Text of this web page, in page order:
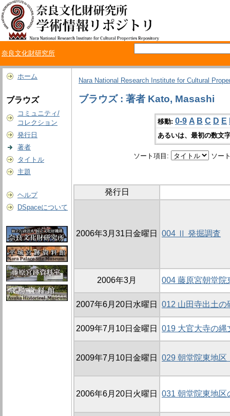
奈良文化財研究所
ホーム
ブラウズ
コミュニティ/
コレクション
発行日
著者
タイトル
主題
ヘルプ
DSpaceについて
Nara National Research Institute for Cultural
ブラウズ : 著者 Kato, Masashi
移動: 0-9 A B C D E
あるいは、最初の数文
ソート項目: ソー
発行日
2006年3月31日金曜日 004 Ⅱ 発掘調査
2006年3月 004 藤原宮朝堂院
2007年6月20日水曜日 012 山田寺出土の
2009年7月10日金曜日 019 大官大寺の縄
2009年7月10日金曜日 029 朝堂院東地区
2006年6月20日火曜日 031 朝堂院東地区